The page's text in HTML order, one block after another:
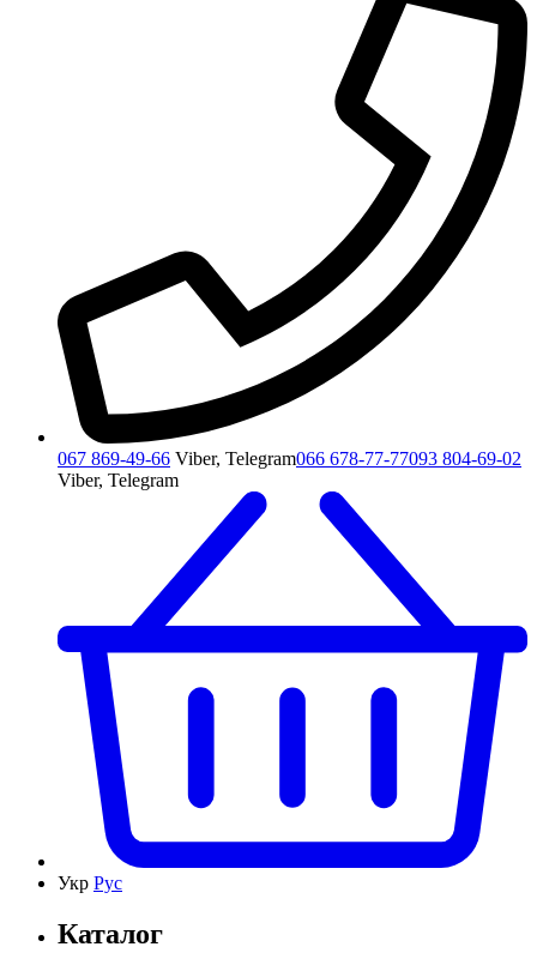
067 869-49-66 Viber, Telegram066 678-77-77093 804-69-02
Viber, Telegram
Укр Рус
Каталог